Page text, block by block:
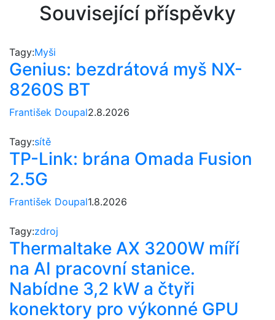
Související příspěvky
Tagy:Myši
Genius: bezdrátová myš NX-
8260S BT
František Doupal2.8.2026
Tagy:sítě
TP-Link: brána Omada Fusion
2.5G
František Doupal1.8.2026
Tagy:zdroj
Thermaltake AX 3200W míří
na AI pracovní stanice.
Nabídne 3,2 kW a čtyři
konektory pro výkonné GPU